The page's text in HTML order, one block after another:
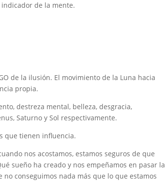
de la mente.
de la ilusión. El movimiento de la Luna hacia
propia.
destreza mental, belleza, desgracia,
Saturno y Sol respectivamente.
que tienen influencia.
nos acostamos, estamos seguros de que
sueño ha creado y nos empeñamos en pasar la
conseguimos nada más que lo que estamos